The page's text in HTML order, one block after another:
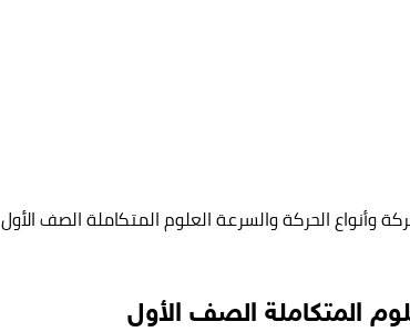
وأنواع الحركة والسرعة العلوم المتكاملة الصف الأول
المتكاملة الصف الأول